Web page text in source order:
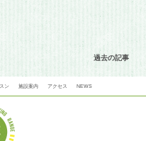
過去の記事
ン 施設案内 アクセス NEWS